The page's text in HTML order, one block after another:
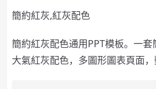
簡約紅灰,紅灰配色
簡約紅灰配色通用PPT模板。一套
大氣紅灰配色，多圖形圖表頁面，